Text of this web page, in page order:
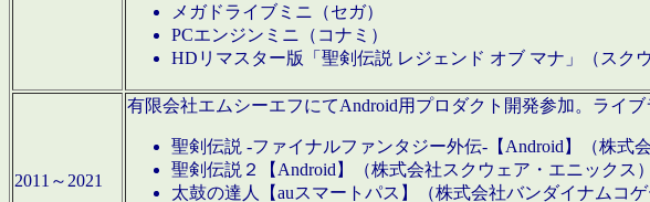
メガドライブミニ（セガ）
PCエンジンミニ（コナミ）
HDリマスター版「聖剣伝説 レジェンド オブ マナ」（スク
2011～2021
有限会社エムシーエフにてAndroid用プロダクト開発参加。ライブ
聖剣伝説 -ファイナルファンタジー外伝-【Android】（株式
聖剣伝説２【Android】（株式会社スクウェア・エニックス）
太鼓の達人【auスマートパス】（株式会社バンダイナムコゲ